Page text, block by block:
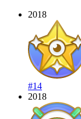
2018
#14
2018